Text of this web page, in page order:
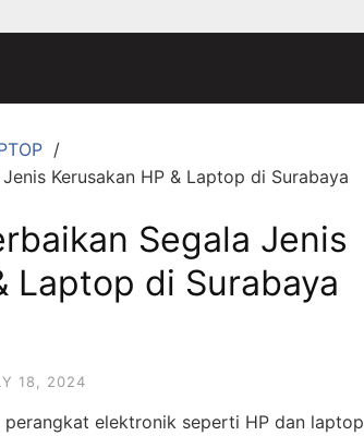
Kerusakan HP & Laptop di Surabaya
Segala Jenis
Laptop di Surabaya
18, 2024
elektronik seperti HP dan laptop